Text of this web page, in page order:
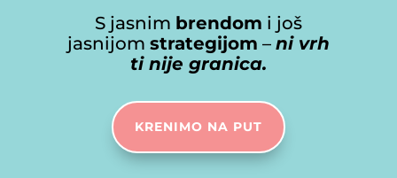
S jasnim brendom i još
jasnijom strategijom – ni vrh
ti nije granica.
KRENIMO NA PUT